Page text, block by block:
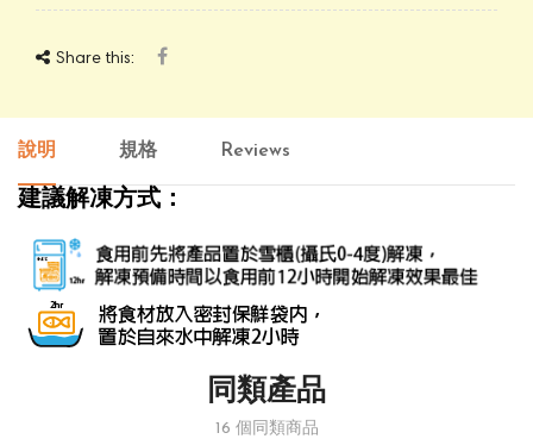
Share this:
說明 規格 Reviews
建議解凍方式：
同類產品
16 個同類商品